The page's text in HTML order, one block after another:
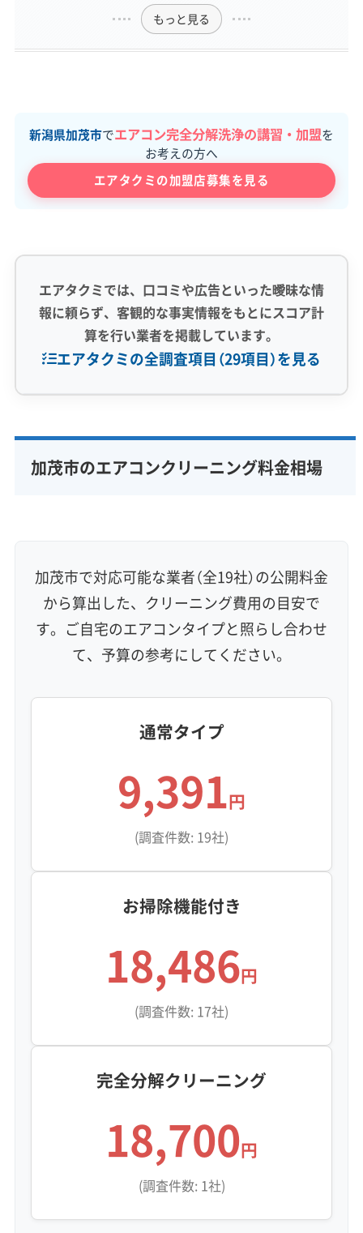
もっと見る
新潟県加茂市でエアコン完全分解洗浄の講習・加盟を
お考えの方へ
エアタクミの加盟店募集を見る
エアタクミでは、口コミや広告といった曖昧な情
報に頼らず、客観的な事実情報をもとにスコア計
算を行い業者を掲載しています。
エアタクミの全調査項目（29項目）を見る
完全分解洗浄 部分クリーニング
実績10年以上
保証付き アフターフォロー
女性スタッフ在籍
エコ洗剤使用
ハウスダスト除去
利便性・サービス (12)
当日予約可能
即日対応可能 24時間対応
土日祝日対応
防カビ・抗菌 消臭処理
※項目にカーソルを合わせると詳細な説明が表示されます。
加茂市のエアコンクリーニング料金相場
加茂市で対応可能な業者（全19社）の公開料金
から算出した、クリーニング費用の目安で
す。ご自宅のエアコンタイプと照らし合わせ
て、予算の参考にしてください。
通常タイプ
9,391円
(調査件数: 19社)
お掃除機能付き
18,486円
(調査件数: 17社)
完全分解クリーニング
18,700円
(調査件数: 1社)